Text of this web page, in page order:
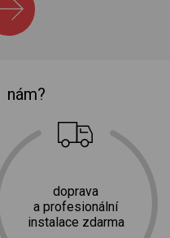
doprava
a profesionální
instalace zdarma